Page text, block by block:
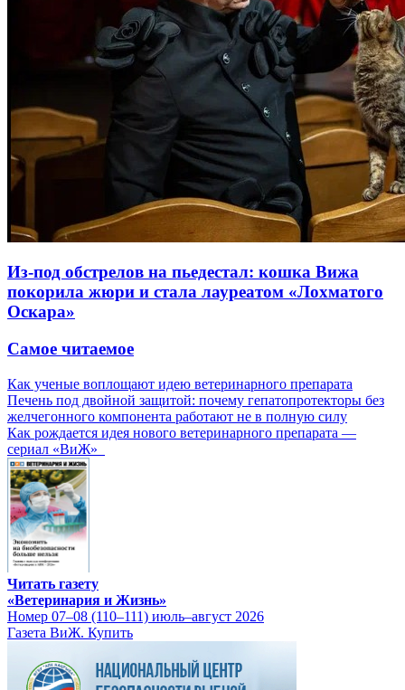
Из-под обстрелов на пьедестал: кошка Вижа
покорила жюри и стала лауреатом «Лохматого
Оскара»
Самое читаемое
Как ученые воплощают идею ветеринарного препарата
Печень под двойной защитой: почему гепатопротекторы без
желчегонного компонента работают не в полную силу
Как рождается идея нового ветеринарного препарата —
сериал «ВиЖ»
Читать газету
«Ветеринария и Жизнь»
Номер 07–08 (110–111) июль–август 2026
Газета ВиЖ. Купить